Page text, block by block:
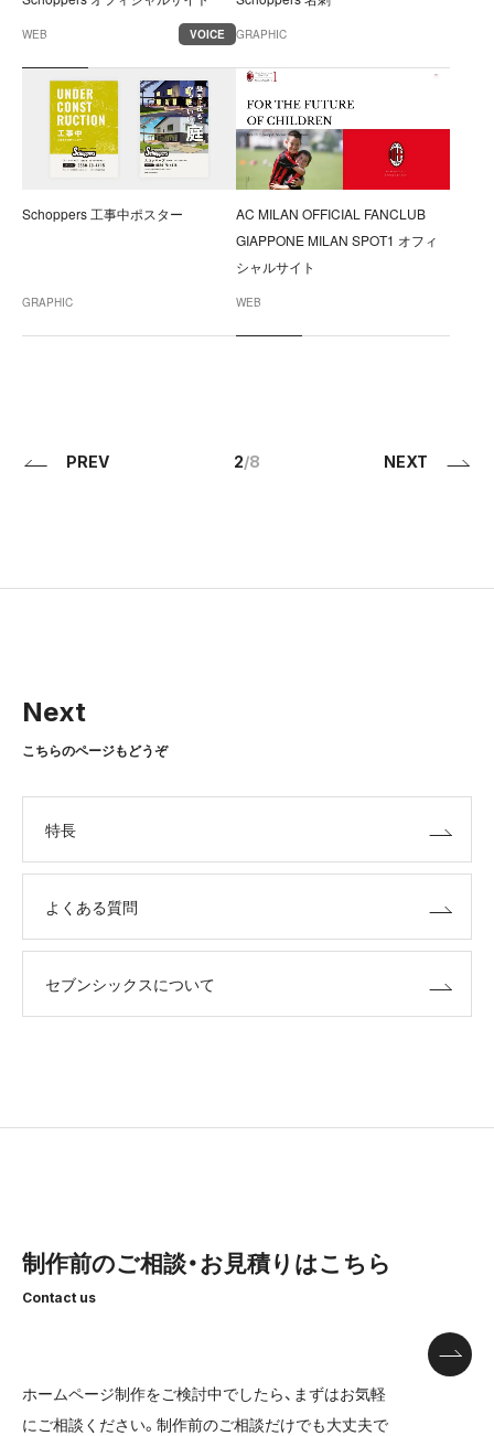
WEB VOICE GRAPHIC
Schoppers 工事中ポスター
GRAPHIC
AC MILAN OFFICIAL FANCLUB
GIAPPONE MILAN SPOT1 オフィ
シャルサイト
WEB
/8
PREV 2 NEXT
Next
こちらのページもどうぞ
特長
よくある質問
セブンシックスについて
制作前のご相談・お見積りはこちら
Contact us
ホームページ制作をご検討中でしたら、まずはお気軽
にご相談ください。 制作前のご相談だけでも大丈夫で